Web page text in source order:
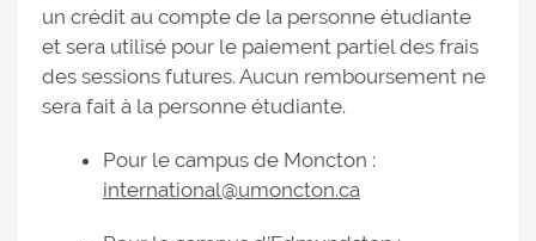
un crédit au compte de la personne étudiante
et sera utilisé pour le paiement partiel des frais
des sessions futures. Aucun remboursement ne
sera fait à la personne étudiante.
Pour le campus de Moncton :
international@umoncton.ca